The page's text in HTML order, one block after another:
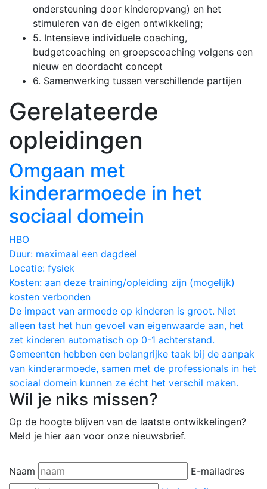
ondersteuning door kinderopvang) en het
stimuleren van de eigen ontwikkeling;
5. Intensieve individuele coaching,
budgetcoaching en groepscoaching volgens een
nieuw en doordacht concept
6. Samenwerking tussen verschillende partijen
Gerelateerde
opleidingen
Omgaan met
kinderarmoede in het
sociaal domein
HBO
Duur: maximaal een dagdeel
Locatie: fysiek
Kosten: aan deze training/opleiding zijn (mogelijk)
kosten verbonden
De impact van armoede op kinderen is groot. Niet
alleen tast het hun gevoel van eigenwaarde aan, het
zet kinderen automatisch op 0-1 achterstand.
Gemeenten hebben een belangrijke taak bij de aanpak
van kinderarmoede, samen met de professionals in het
sociaal domein kunnen ze écht het verschil maken.
Wil je niks missen?
Op de hoogte blijven van de laatste ontwikkelingen?
Meld je hier aan voor onze nieuwsbrief.
Naam
E-mailadres